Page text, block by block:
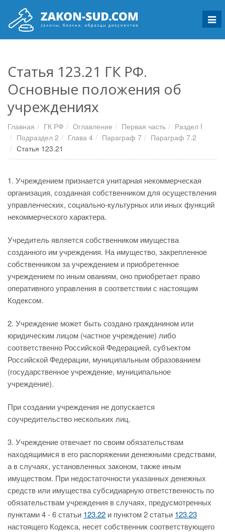
Статья 123.21 ГК РФ.
Основные положения об
учреждениях
Главная ГК РФ Оглавление Первая часть
Раздел I
Подраздел 2
Глава 4 Параграф 7
Параграф 7.2
Статья 123.21
1. Учреждением признается унитарная некоммерческая
организация, созданная собственником для осуществления
управленческих, социально-культурных или иных функций
некоммерческого характера.
Учредитель является собственником имущества
созданного им учреждения. На имущество, закрепленное
собственником за учреждением и приобретенное
учреждением по иным ованиям, оно приобретает право
оперативного управления в соответствии с настоящим
Кодексом.
2. Учреждение может быть создано гражданином или
юридическим лицом (частное учреждение) либо
соответственно Российской Федерацией, субъектом
Российской Федерации, муниципальным образованием
(государственное учреждение, муниципальное
учреждение).
При создании учреждения не допускается
соучредительство нескольких лиц.
3. Учреждение отвечает по своим обязательствам
находящимися в его распоряжении денежными средствами,
а в случаях, установленных законом, также иным
имуществом. При недостаточности указанных денежных
средств или имущества субсидиарную ответственность по
обязательствам учреждения в случаях, предусмотренных
пунктами 4 - 6 статьи 123.22 и пунктом 2 статьи 123.23
настоящего Кодекса, несет собственник соответствующего